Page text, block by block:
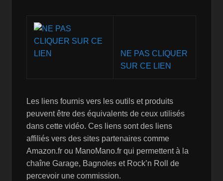
NE PAS CLIQUER
SUR CE LIEN
Les liens fournis vers les outils et produits
peuvent être des équivalents de ceux utilisés
dans cette vidéo. Ces liens sont des liens
affiliés vers des sites partenaires comme
Amazon.fr ou ManoMano.fr qui permettent à la
chaîne Garage, Bagnoles et Rock’n Roll de
percevoir une commission.